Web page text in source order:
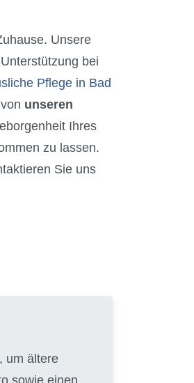
Unsere
bei
Pflege in Bad
unseren
Ihres
zu lassen.
Sie uns
um ältere
sowie einen